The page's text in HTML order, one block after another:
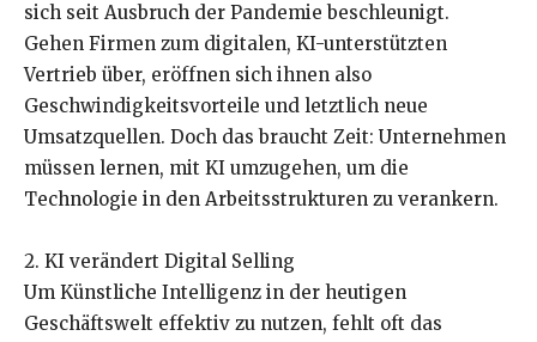
sich seit Ausbruch der Pandemie beschleunigt.
Gehen Firmen zum digitalen, KI-unterstützten
Vertrieb über, eröffnen sich ihnen also
Geschwindigkeitsvorteile und letztlich neue
Umsatzquellen. Doch das braucht Zeit: Unternehmen
müssen lernen, mit KI umzugehen, um die
Technologie in den Arbeitsstrukturen zu verankern.
2. KI verändert Digital Selling
Um Künstliche Intelligenz in der heutigen
Geschäftswelt effektiv zu nutzen, fehlt oft das